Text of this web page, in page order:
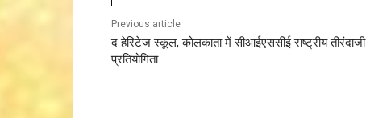
Previous article
द हेरिटेज स्कूल, कोलकाता में सीआईएससीई राष्ट्रीय तीरंदाजी
प्रतियोगिता